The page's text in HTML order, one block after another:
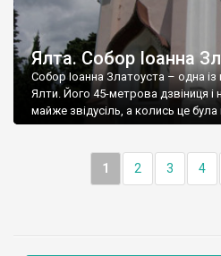
Ялта. Собор Іоанна
Собор Іоанна Златоуста – одна
Ялти. Його 45-метрова дзвіниця і
майже звідусіль, а колись це
1 2 3 4